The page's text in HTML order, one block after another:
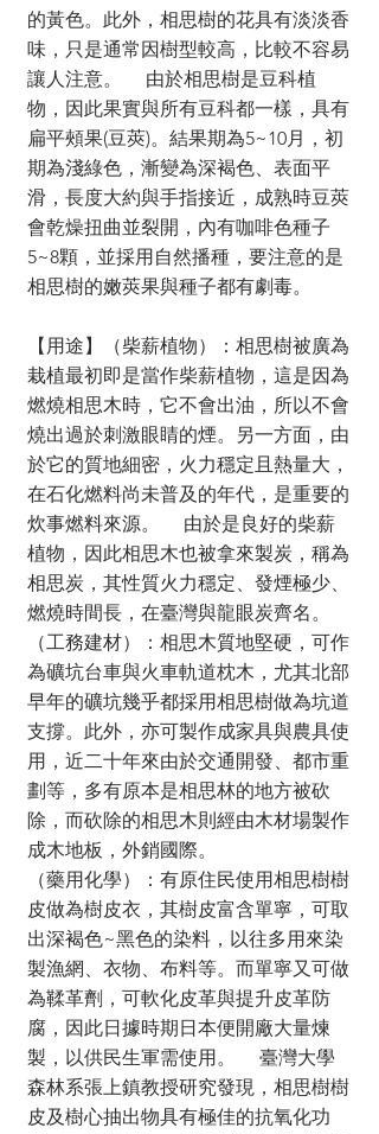
的黃色。此外，相思樹的花具有淡淡香
味，只是通常因樹型較高，比較不容易
讓人注意。 由於相思樹是豆科植
物，因此果實與所有豆科都一樣，具有
扁平頰果(豆莢)。結果期為5~10月，初
期為淺綠色，漸變為深褐色、表面平
滑，長度大約與手指接近，成熟時豆莢
會乾燥扭曲並裂開，內有咖啡色種子
5~8顆，並採用自然播種，要注意的是
相思樹的嫩莢果與種子都有劇毒。
【用途】（柴薪植物）：相思樹被廣為
栽植最初即是當作柴薪植物，這是因為
燃燒相思木時，它不會出油，所以不會
燒出過於刺激眼睛的煙。另一方面，由
於它的質地細密，火力穩定且熱量大，
在石化燃料尚未普及的年代，是重要的
炊事燃料來源。 由於是良好的柴薪
植物，因此相思木也被拿來製炭，稱為
相思炭，其性質火力穩定、發煙極少、
燃燒時間長，在臺灣與龍眼炭齊名。
（工務建材）：相思木質地堅硬，可作
為礦坑台車與火車軌道枕木，尤其北部
早年的礦坑幾乎都採用相思樹做為坑道
支撐。此外，亦可製作成家具與農具使
用，近二十年來由於交通開發、都市重
劃等，多有原本是相思林的地方被砍
除，而砍除的相思木則經由木材場製作
成木地板，外銷國際。
（藥用化學）：有原住民使用相思樹樹
皮做為樹皮衣，其樹皮富含單寧，可取
出深褐色~黑色的染料，以往多用來染
製漁網、衣物、布料等。而單寧又可做
為鞣革劑，可軟化皮革與提升皮革防
腐，因此日據時期日本便開廠大量煉
製，以供民生軍需使用。 臺灣大學
森林系張上鎮教授研究發現，相思樹樹
皮及樹心抽出物具有極佳的抗氧化功